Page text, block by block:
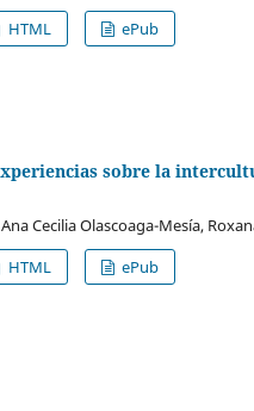
HTML ePub
sobre la
Cecilia Olascoaga-Mesía,
HTML ePub